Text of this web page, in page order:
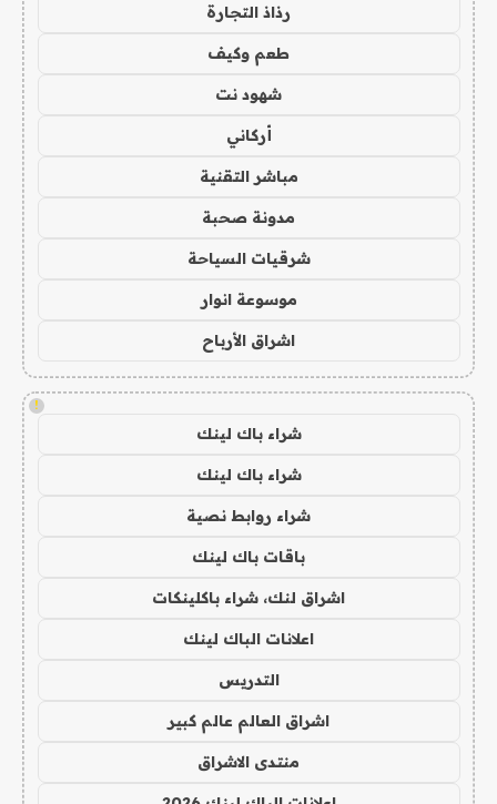
رذاذ التجارة
طعم وكيف
شهود نت
أركاني
مباشر التقنية
مدونة صحبة
شرقيات السياحة
موسوعة انوار
اشراق الأرباح
!
شراء باك لينك
شراء باك لينك
شراء روابط نصية
باقات باك لينك
اشراق لنك، شراء باكلينكات
اعلانات الباك لينك
التدريس
اشراق العالم عالم كبير
منتدى الاشراق